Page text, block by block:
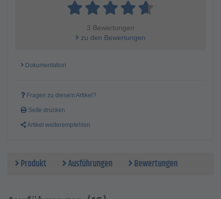
3 Bewertungen
zu den Bewertungen
Dokumentation
Fragen zu diesem Artikel?
Seite drucken
Artikel weiterempfehlen
Produkt Ausführungen Bewertungen